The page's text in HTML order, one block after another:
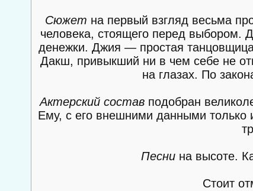
Сюжет на первый взгляд весьма
человека, стоящего перед выбором.
денежки. Джия — простая
Дакш, привыкший ни в чем себе не
на глазах. По
Актерский состав подобран
Ему, с его внешними данными только
Песни на высоте.
Стоит